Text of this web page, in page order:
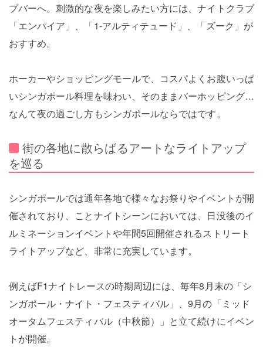
プバーへ。刺激的な夜を楽しみたい方には、ナイトクラブ
「エンパイア」、「1-アルティテュード」、「ズーク」が
おすすめ。
ホーカーやショッピングモールで、コスパよくお腹いっぱ
いシンガポール料理を味わい、そのままバーホッピング…
なんて夜の過ごし方もシンガポールならではです。
街の各地に散らばるアートなライトアップ
を巡る
シンガポールでは通年各地で様々なお祭りやイベントが開
催されており、ことナイトシーンにおいては、日没後のイ
ルミネーションイベントや年間5回開催されるストリート
ライトアップなど、非常に充実しています。
例えばF1ナイトレースの時期周辺には、毎年8月末の「シ
ンガポール・ナイト・フェスティバル」、9月の「ミッド
オータムフェスティバル（中秋節）」と立て続けにイベン
トが開催。